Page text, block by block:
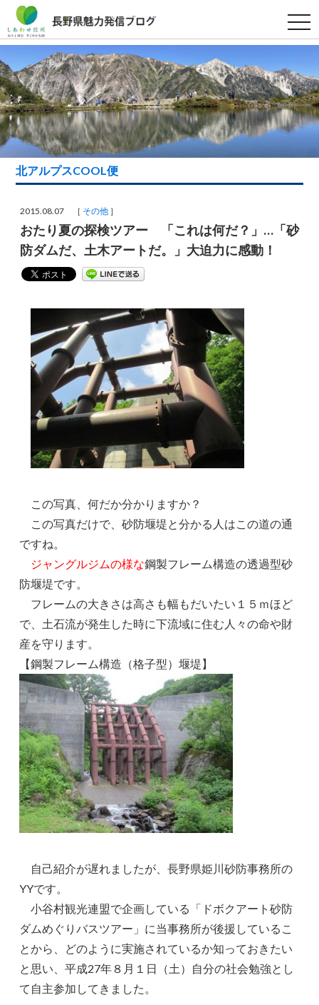
t
o
g
e
n
a
v
i
g
i
北アルプスCOOL便
2015.08.07 ［ その他 ］
おたり夏の探検ツアー 「これは何だ？」…「砂
防ダムだ、土木アートだ。」大迫力に感動！
この写真、何だか分かりますか？
この写真だけで、砂防堰堤と分かる人はこの道の通
ですね。
ジャングルジムの様な鋼製フレーム構造の透過型砂
防堰堤です。
フレームの大きさは高さも幅もだいたい１５ｍほど
で、土石流が発生した時に下流域に住む人々の命や財
産を守ります。
【鋼製フレーム構造（格子型）堰堤】
自己紹介が遅れましたが、長野県姫川砂防事務所の
YYです。
小谷村観光連盟で企画している「ドボクアート砂防
ダムめぐりバスツアー」に当事務所が後援しているこ
とから、どのように実施されているか知っておきたい
と思い、平成27年８月１日（土）自分の社会勉強とし
て自主参加してきました。